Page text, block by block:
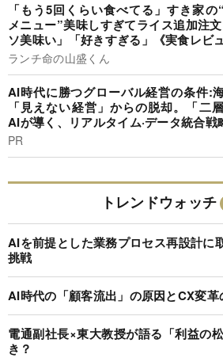
「もう5回くらい食べてる」すき家
メニュー”美味しすぎてライス追加注
ソ美味い」「好きすぎる」《実食レビ
ランチ命の山盛くん
AI時代に勝つグローバル経営の条件:
「見えない経営」からの脱却。「二
AIが導く、リアルタイム·データ統合戦
PR
トレンドウォッチ
AIを前提とした業務プロセス再設計に
挑戦
AI時代の「顧客流出」の原因とCX変革
電通副社長×東大教授が語る「利益の
き？